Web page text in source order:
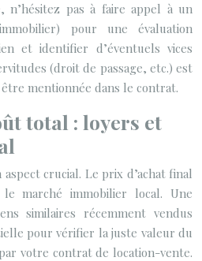
n’hésitez pas à faire appel à un
pour une évaluation
et identifier d’éventuels vices
(droit de passage, etc.) est
mentionnée dans le contrat.
total : loyers et
aspect crucial. Le prix d’achat final
marché immobilier local. Une
similaires récemment vendus
pour vérifier la juste valeur du
votre contrat de location-vente.